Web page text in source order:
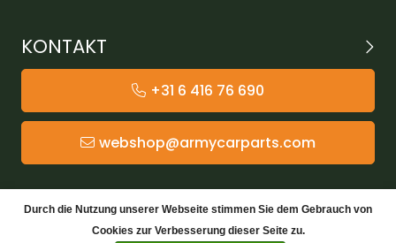
KONTAKT
+31 6 416 76 690
webshop@armycarparts.com
KATEGORIEN
Durch die Nutzung unserer Webseite stimmen Sie dem Gebrauch von
Cookies zur Verbesserung dieser Seite zu.